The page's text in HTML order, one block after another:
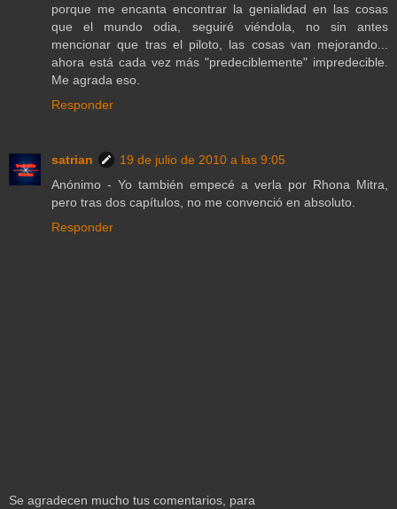
porque me encanta encontrar la genialidad en las cosas
que el mundo odia, seguiré viéndola, no sin antes
mencionar que tras el piloto, las cosas van mejorando...
ahora está cada vez más "predeciblemente" impredecible.
Me agrada eso.
Responder
satrian
19 de julio de 2010 a las 9:05
Anónimo - Yo también empecé a verla por Rhona Mitra,
pero tras dos capítulos, no me convenció en absoluto.
Responder
Se agradecen mucho tus comentarios, para